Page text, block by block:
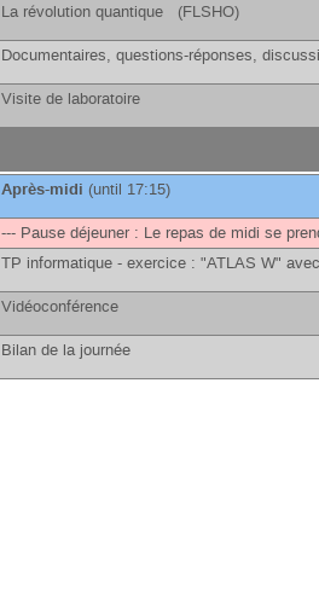
La révolution quantique (FLSHO)
Documentaires, questions-réponses,
Visite de laboratoire
Après-midi (until 17:15)
--- Pause déjeuner : Le repas de midi se
TP informatique - exercice : "ATLAS W"
Vidéoconférence
Bilan de la journée